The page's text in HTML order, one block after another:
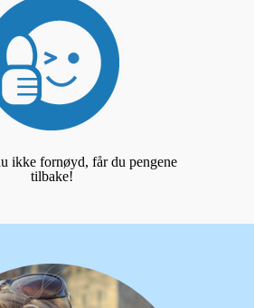
ikke fornøyd, får du pengene
tilbake!